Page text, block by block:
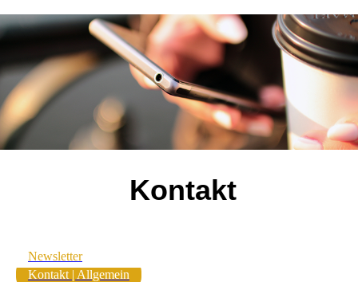
Kontakt
Newsletter
Kontakt | Allgemein